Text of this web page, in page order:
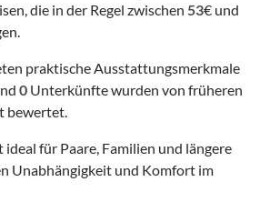
die in der Regel zwischen 53€ und
praktische Ausstattungsmerkmale
0 Unterkünfte wurden von früheren
bewertet.
für Paare, Familien und längere
Unabhängigkeit und Komfort im